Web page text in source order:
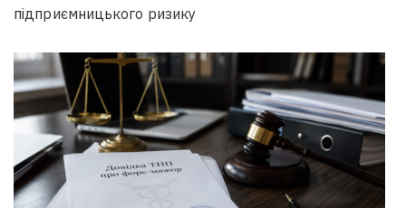
підприємницького ризику